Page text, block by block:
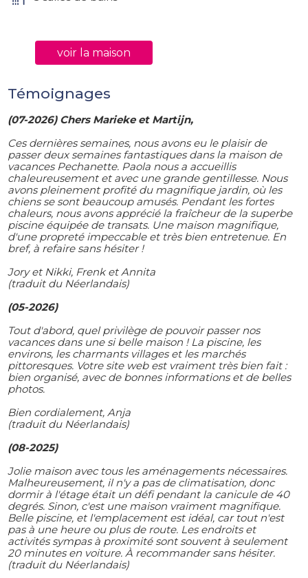
voir la maison
Témoignages
(07-2026) Chers Marieke et Martijn,
Ces dernières semaines, nous avons eu le plaisir de
passer deux semaines fantastiques dans la maison de
vacances Pechanette. Paola nous a accueillis
chaleureusement et avec une grande gentillesse. Nous
avons pleinement profité du magnifique jardin, où les
chiens se sont beaucoup amusés. Pendant les fortes
chaleurs, nous avons apprécié la fraîcheur de la superbe
piscine équipée de transats. Une maison magnifique,
d'une propreté impeccable et très bien entretenue. En
bref, à refaire sans hésiter !
Jory et Nikki, Frenk et Annita
(traduit du Néerlandais)
(05-2026)
Tout d'abord, quel privilège de pouvoir passer nos
vacances dans une si belle maison ! La piscine, les
environs, les charmants villages et les marchés
pittoresques. Votre site web est vraiment très bien fait :
bien organisé, avec de bonnes informations et de belles
photos.
Bien cordialement, Anja
(traduit du Néerlandais)
(08-2025)
Jolie maison avec tous les aménagements nécessaires.
Malheureusement, il n'y a pas de climatisation, donc
dormir à l'étage était un défi pendant la canicule de 40
degrés. Sinon, c'est une maison vraiment magnifique.
Belle piscine, et l'emplacement est idéal, car tout n'est
pas à une heure ou plus de route. Les endroits et
activités sympas à proximité sont souvent à seulement
20 minutes en voiture. À recommander sans hésiter.
(traduit du Néerlandais)